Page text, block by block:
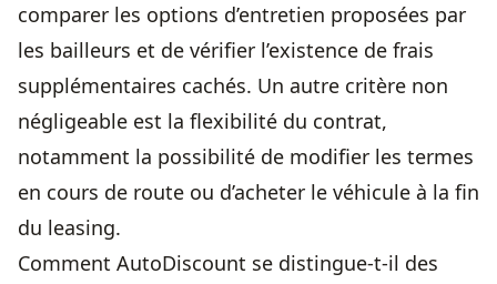
comparer les options d’entretien proposées par
les bailleurs et de vérifier l’existence de frais
supplémentaires cachés. Un autre critère non
négligeable est la flexibilité du contrat,
notamment la possibilité de modifier les termes
en cours de route ou d’acheter le véhicule à la fin
du leasing.
Comment AutoDiscount se distingue-t-il des